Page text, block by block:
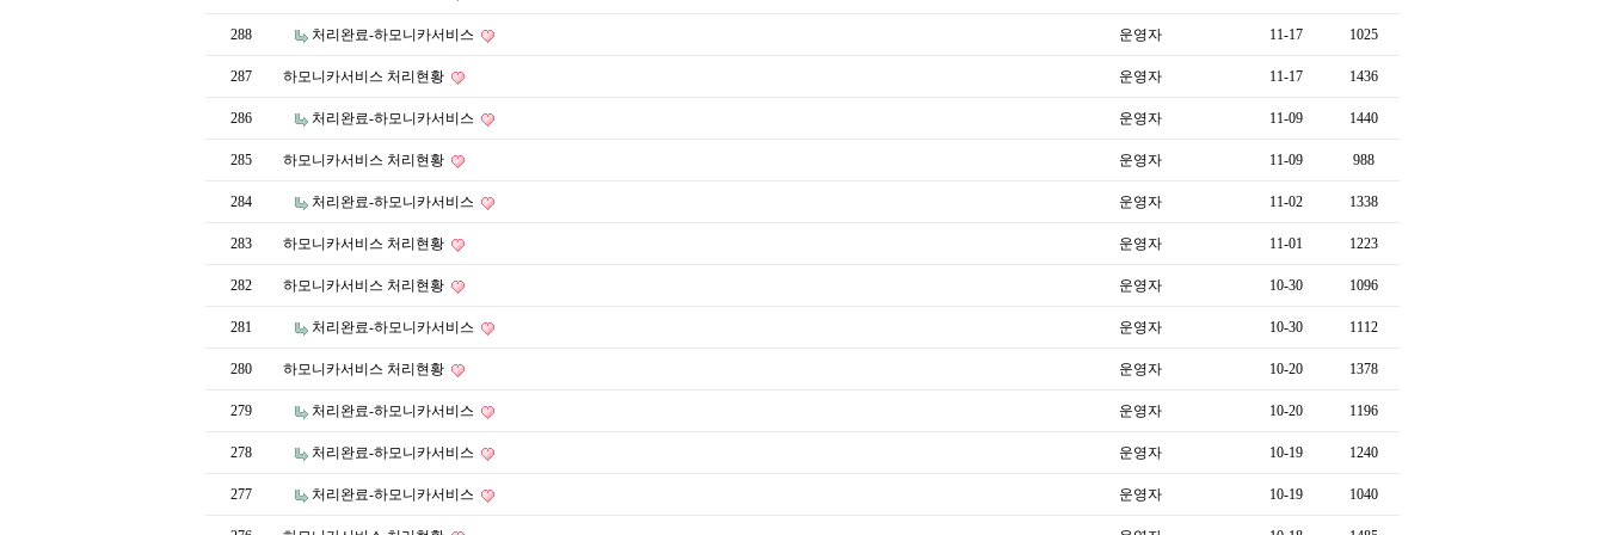
288 처리완료-하모니카서비스 운영자 11-17 1025
287 하모니카서비스 처리현황 운영자 11-17 1436
286 처리완료-하모니카서비스 운영자 11-09 1440
285 하모니카서비스 처리현황 운영자 11-09 988
284 처리완료-하모니카서비스 운영자 11-02 1338
283 하모니카서비스 처리현황 운영자 11-01 1223
282 하모니카서비스 처리현황 운영자 10-30 1096
281 처리완료-하모니카서비스 운영자 10-30 1112
280 하모니카서비스 처리현황 운영자 10-20 1378
279 처리완료-하모니카서비스 운영자 10-20 1196
278 처리완료-하모니카서비스 운영자 10-19 1240
277 처리완료-하모니카서비스 운영자 10-19 1040